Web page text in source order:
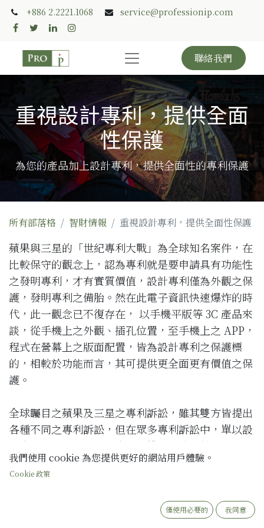
+886 2.2221.1068 service@professionip.com
聯絡我們
重視設計專利，提供全面
性保護
為您的產品加上設計專利，提供全面性的專利保護
所有部落格 智財情報 重視設計專利，提供全面性保護
蘋果與三星的「世紀專利大戰」為全球知名案件，在
比較保守的觀念上，認為專利就是要申請具有功能性
之發明專利，才有實質價值，設計專利僅為外觀之保
護，發明專利之備胎。然在此電子資訊快速爆炸的時
代，此一觀念已不復存在， 以手機平版等 3C 產品來
談，從手機上之外觀、插孔位置，至手機上之 APP，
程式在營幕上之版面配置，皆為設計專利之保護標
的，相較於功能而言，其可提供更全面更有價值之保
護。
全球矚目之蘋果及三星之專利訴訟，雖其雙方皆提出
各種不同之專利訴訟，但在眾多專利訴訟中，單以設
計專利，三星即因設計專利侵權，需賠償蘋果 5.39億
美元之多，可由以下幾件蘋果之設計專利得知，設計
專利保護的範圍極廣，並可藉由設計專利之保護，大
的部分，提高產品之識別度及保護。
我們使用 cookie 為您提供更好的網站用戶體驗。
Cookie 政策
僅使用必要的 我同意